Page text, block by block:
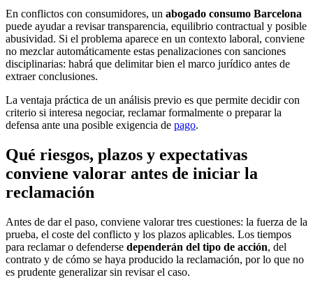
En conflictos con consumidores, un abogado consumo Barcelona
puede ayudar a revisar transparencia, equilibrio contractual y posible
abusividad. Si el problema aparece en un contexto laboral, conviene
no mezclar automáticamente estas penalizaciones con sanciones
disciplinarias: habrá que delimitar bien el marco jurídico antes de
extraer conclusiones.
La ventaja práctica de un análisis previo es que permite decidir con
criterio si interesa negociar, reclamar formalmente o preparar la
defensa ante una posible exigencia de pago.
Qué riesgos, plazos y expectativas
conviene valorar antes de iniciar la
reclamación
Antes de dar el paso, conviene valorar tres cuestiones: la fuerza de la
prueba, el coste del conflicto y los plazos aplicables. Los tiempos
para reclamar o defenderse dependerán del tipo de acción, del
contrato y de cómo se haya producido la reclamación, por lo que no
es prudente generalizar sin revisar el caso.